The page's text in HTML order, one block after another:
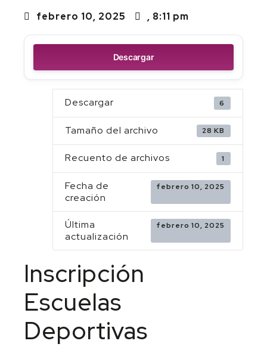
febrero 10, 2025 , 8:11 pm
Descargar
Descargar 6
Tamaño del archivo 28 KB
Recuento de archivos 1
Fecha de
creación
febrero 10, 2025
Última
actualización
febrero 10, 2025
Inscripción
Escuelas
Deportivas